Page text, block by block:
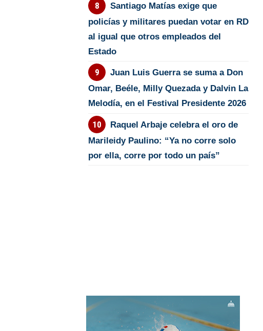
Santiago Matías exige que
policías y militares puedan votar en RD
al igual que otros empleados del
Estado
Juan Luis Guerra se suma a Don
Omar, Beéle, Milly Quezada y Dalvin La
Melodía, en el Festival Presidente 2026
Raquel Arbaje celebra el oro de
Marileidy Paulino: “Ya no corre solo
por ella, corre por todo un país”